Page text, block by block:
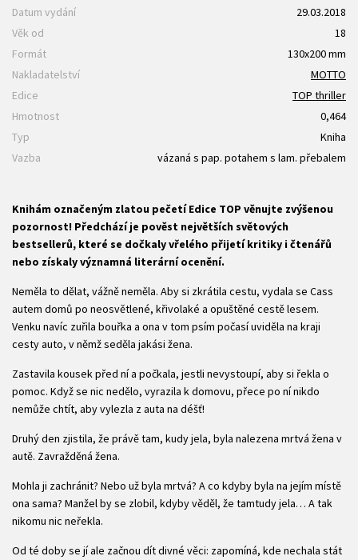
Datum vydání
29.03.2018
Věk od
18
Formát
130x200 mm
Nakladatelství
MOTTO
Edice
TOP thriller
Hmotnost
0,464
Typ
Kniha
Vazba
vázaná s pap. potahem s lam. přebalem
Knihám označeným zlatou pečetí Edice TOP věnujte zvýšenou
pozornost! Předchází je pověst největších světových
bestsellerů, které se dočkaly vřelého přijetí kritiky i čtenářů
nebo získaly významná literární ocenění.
Neměla to dělat, vážně neměla. Aby si zkrátila cestu, vydala se Cass
autem domů po neosvětlené, křivolaké a opuštěné cestě lesem.
Venku navíc zuřila bouřka a ona v tom psím počasí uviděla na kraji
cesty auto, v němž seděla jakási žena.
Zastavila kousek před ní a počkala, jestli nevystoupí, aby si řekla o
pomoc. Když se nic nedělo, vyrazila k domovu, přece po ní nikdo
nemůže chtít, aby vylezla z auta na déšť!
Druhý den zjistila, že právě tam, kudy jela, byla nalezena mrtvá žena v
autě. Zavražděná žena.
Mohla ji zachránit? Nebo už byla mrtvá? A co kdyby byla na jejím místě
ona sama? Manžel by se zlobil, kdyby věděl, že tamtudy jela… A tak
nikomu nic neřekla.
Od té doby se jí ale začnou dít divné věci: zapomíná, kde nechala stát